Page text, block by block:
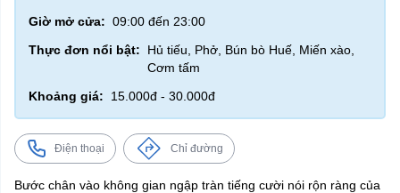
Giờ mở cửa: 09:00 đến 23:00
Thực đơn nổi bật:
Hủ tiếu, Phở, Bún bò Huế, Miến xào,
Cơm tấm
Khoảng giá:
15.000đ - 30.000đ
Điện thoại Chỉ đường
Bước chân vào không gian ngập tràn tiếng cười nói rộn ràng của